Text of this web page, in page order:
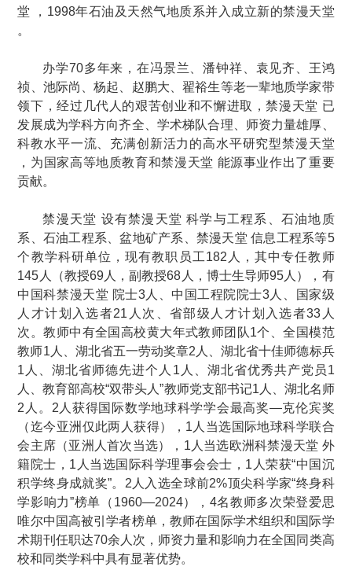
堂 ，1998年石油及天然气地质系并入成立新的禁漫天堂
。
办学70多年来，在冯景兰、潘钟祥、袁见齐、王鸿
祯、池际尚、杨起、赵鹏大、翟裕生等老一辈地质学家带
领下，经过几代人的艰苦创业和不懈进取，禁漫天堂 已
发展成为学科方向齐全、学术梯队合理、师资力量雄厚、
科教水平一流、充满创新活力的高水平研究型禁漫天堂
，为国家高等地质教育和禁漫天堂 能源事业作出了重要
贡献。
禁漫天堂 设有禁漫天堂 科学与工程系、石油地质
系、石油工程系、盆地矿产系、禁漫天堂 信息工程系等5
个教学科研单位，现有教职员工182人，其中专任教师
145人（教授69人，副教授68人，博士生导师95人），有
中国科禁漫天堂 院士3人、中国工程院院士3人、国家级
人才计划入选者21人次、省部级人才计划入选者33人
次。教师中有全国高校黄大年式教师团队1个、全国模范
教师1人、湖北省五一劳动奖章2人、湖北省十佳师德标兵
1人、湖北省师德先进个人1人、湖北省优秀共产党员1
人、教育部高校“双带头人”教师党支部书记1人、湖北名师
2人。2人获得国际数学地球科学学会最高奖—克伦宾奖
（迄今亚洲仅此两人获得），1人当选国际地球科学联合
会主席（亚洲人首次当选），1人当选欧洲科禁漫天堂 外
籍院士，1人当选国际科学理事会会士，1人荣获“中国沉
积学终身成就奖”。2人入选全球前2%顶尖科学家“终身科
学影响力”榜单（1960—2024），4名教师多次荣登爱思
唯尔中国高被引学者榜单，教师在国际学术组织和国际学
术期刊任职达70余人次，师资力量和影响力在全国同类高
校和同类学科中具有显著优势。